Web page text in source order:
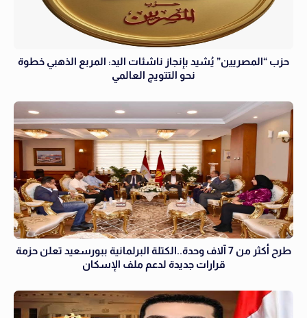
حزب “المصريين” يُشيد بإنجاز ناشئات اليد: المربع الذهبي خطوة
نحو التتويج العالمي
طرح أكثر من 7 آلاف وحدة..الكتلة البرلمانية ببورسعيد تعلن حزمة
قرارات جديدة لدعم ملف الإسكان